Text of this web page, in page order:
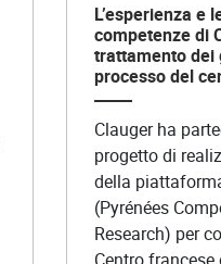
L’esperienza e
competenze di
trattamento dei
processo del
Clauger ha
progetto di
della
(Pyrénées
Research) per